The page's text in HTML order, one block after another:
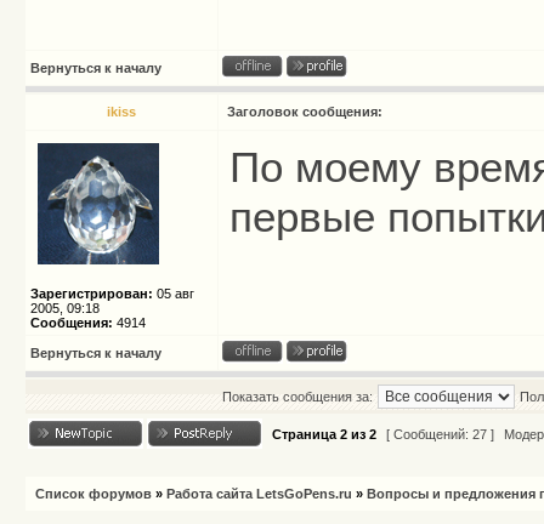
Вернуться к началу
ikiss Заголовок сообщения:
Зарегистрирован: 05 авг
2005, 09:18
Сообщения: 4914
По моему
первые
Вернуться к началу
Показать сообщения за:
Страница 2 из 2 [ Сообщений: 27 ]
Список форумов » Работа сайта LetsGoPens.ru » Вопросы и предложения